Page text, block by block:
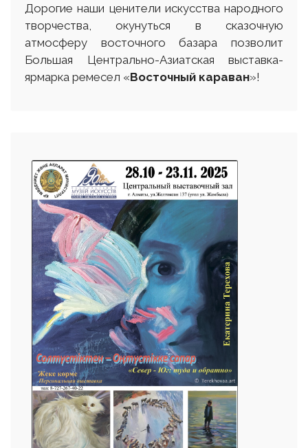
Дорогие наши ценители искусства народного
творчества, окунуться в сказочную
атмосферу восточного базара позволит
Большая Центрально-Азиатская выставка-
ярмарка ремесел «Восточный караван»!